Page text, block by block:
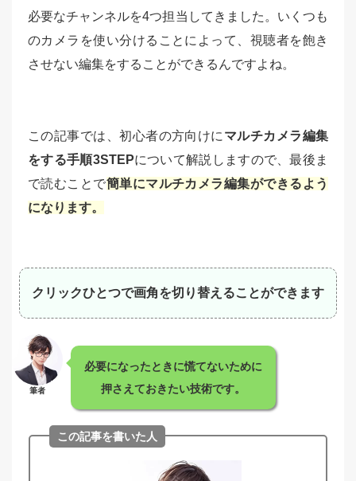
必要なチャンネルを4つ担当してきました。いくつも
のカメラを使い分けることによって、視聴者を飽き
させない編集をすることができるんですよね。
この記事では、初心者の方向けに マルチカメラ編集
をする手順3STEPについて解説しますので、最後ま
で読むことで簡単にマルチカメラ編集ができるよう
になります。
クリックひとつで画角を切り替えることができます
筆者
必要になったときに慌てないために
押さえておきたい技術です。
この記事を書いた人